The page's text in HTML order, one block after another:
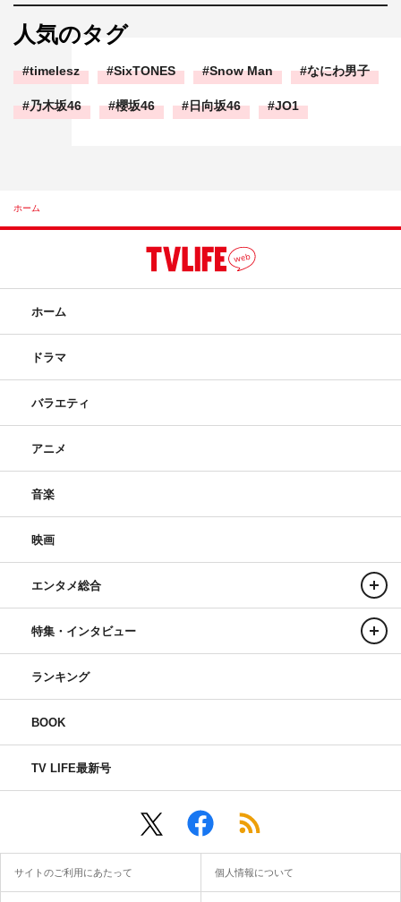
人気のタグ
timelesz SixTONES Snow Man なにわ男子
乃木坂46 櫻坂46 日向坂46 JO1
ホーム
ホーム
ドラマ
バラエティ
アニメ
音楽
映画
エンタメ総合
特集・インタビュー
ランキング
BOOK
TV LIFE最新号
サイトのご利用にあたって 個人情報について